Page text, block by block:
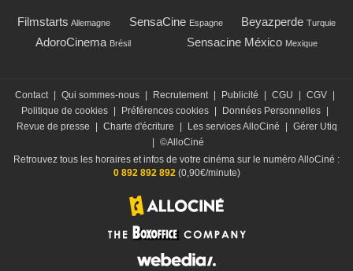
Filmstarts Allemagne SensaCine Espagne Beyazperde Turquie
AdoroCinema Brésil Sensacine México Mexique
Contact | Qui sommes-nous | Recrutement | Publicité | CGU | CGV |
Politique de cookies | Préférences cookies | Données Personnelles |
Revue de presse
| Charte d'écriture | Les services AlloCiné | Gérer Utiq
| ©AlloCiné
Retrouvez tous les horaires et infos de votre cinéma sur le numéro AlloCiné :
0 892 892 892 (0,90€/minute)